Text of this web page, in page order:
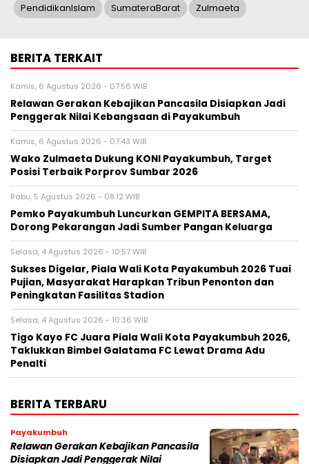
PendidikanIslam SumateraBarat Zulmaeta
BERITA TERKAIT
Kamis, 6 Agustus 2026 - 07:56 WIB
Relawan Gerakan Kebajikan Pancasila Disiapkan Jadi
Penggerak Nilai Kebangsaan di Payakumbuh
Kamis, 6 Agustus 2026 - 07:43 WIB
Wako Zulmaeta Dukung KONI Payakumbuh, Target
Posisi Terbaik Porprov Sumbar 2026
Rabu, 5 Agustus 2026 - 08:12 WIB
Pemko Payakumbuh Luncurkan GEMPITA BERSAMA,
Dorong Pekarangan Jadi Sumber Pangan Keluarga
Selasa, 4 Agustus 2026 - 10:57 WIB
Sukses Digelar, Piala Wali Kota Payakumbuh 2026 Tuai
Pujian, Masyarakat Harapkan Tribun Penonton dan
Peningkatan Fasilitas Stadion
Selasa, 4 Agustus 2026 - 10:36 WIB
Tigo Kayo FC Juara Piala Wali Kota Payakumbuh 2026,
Taklukkan Bimbel Galatama FC Lewat Drama Adu
Penalti
BERITA TERBARU
Payakumbuh
Relawan Gerakan Kebajikan Pancasila
Disiapkan Jadi Penggerak Nilai